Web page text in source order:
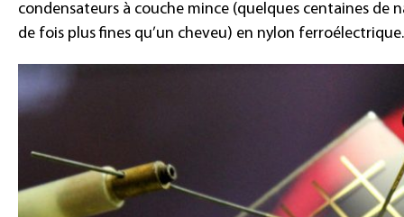
condensateurs à couche mince (quelques centaines de
de fois plus fines qu’un cheveu) en nylon ferroélectrique.